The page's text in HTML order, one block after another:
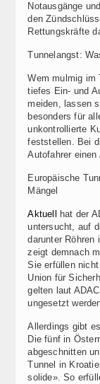
Notausgänge
den
Rettungskräfte
Tunnelangst:
Wem mulmig im
tiefes Ein- und
meiden, lassen
besonders für
unkontrollierte
feststellen. Bei
Autofahrer
Europäische
Mängel
Aktuell
hat der
untersucht, auf
darunter Röhren
zeigt demnach
Sie erfüllen
Union für
gelten laut
ungesetzt
Allerdings gibt
Die fünf in
abgeschnitten
Tunnel in
solide». So